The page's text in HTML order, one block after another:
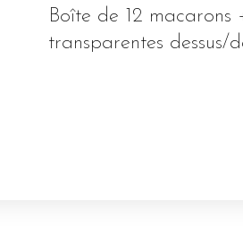
Boîte de 12
transparentes dessus/